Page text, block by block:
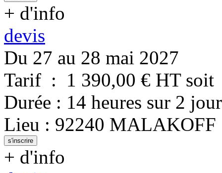
+ d'info
devis
Du 27 au 28 mai 2027
Tarif : 1 390,00 € HT soit
Durée : 14 heures sur 2
Lieu : 92240 MALAKOFF
s'inscrire
+ d'info